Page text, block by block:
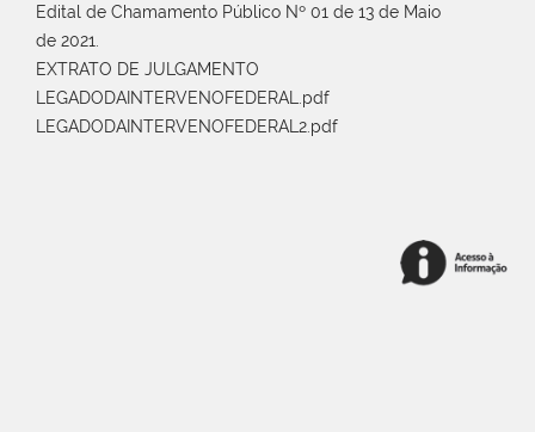
Edital de Chamamento Público Nº 01 de 13 de Maio
de 2021.
EXTRATO DE JULGAMENTO
LEGADODAINTERVENOFEDERAL.pdf
LEGADODAINTERVENOFEDERAL2.pdf